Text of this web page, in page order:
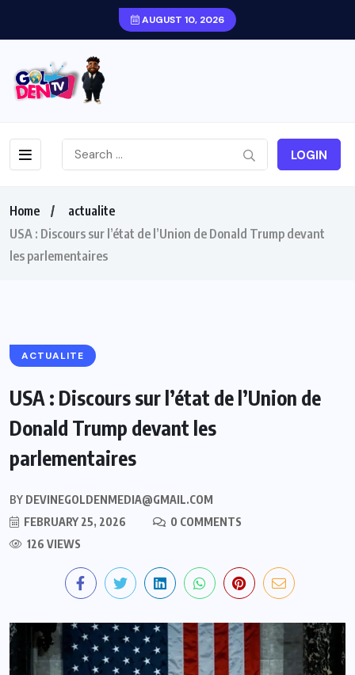
AUGUST 10, 2026
LOGIN
Home
actualite
USA : Discours sur l’état de l’Union de Donald Trump devant
les parlementaires
ACTUALITE
USA : Discours sur l’état de l’Union de
Donald Trump devant les
parlementaires
BY DEVINEGOLDENMEDIA@GMAIL.COM
FEBRUARY 25, 2026
0 COMMENTS
126 VIEWS